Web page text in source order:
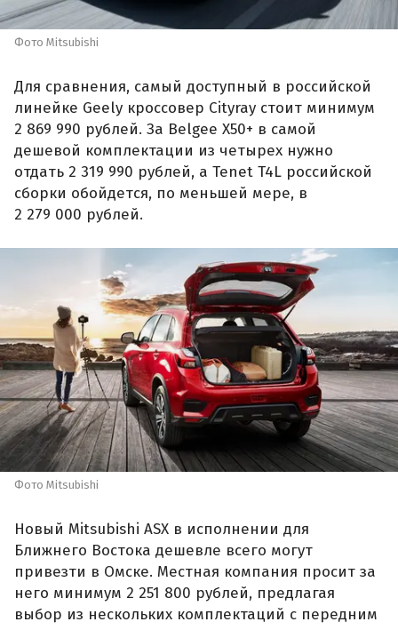
Фото Mitsubishi
Для сравнения, самый доступный в российской
линейке Geely кроссовер Cityray стоит минимум
2 869 990 рублей. За Belgee X50+ в самой
дешевой комплектации из четырех нужно
отдать 2 319 990 рублей, а Tenet T4L российской
сборки обойдется, по меньшей мере, в
2 279 000 рублей.
Фото Mitsubishi
Новый Mitsubishi ASX в исполнении для
Ближнего Востока дешевле всего могут
привезти в Омске. Местная компания просит за
него минимум 2 251 800 рублей, предлагая
выбор из нескольких комплектаций с передним